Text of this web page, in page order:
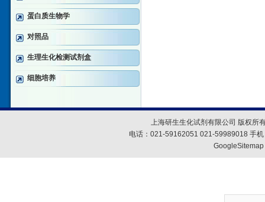
蛋白质生物学
对照品
生理生化检测试剂盒
细胞培养
上海研生生化试剂有限公司 版权所
电话：021-59162051 021-59989018 手
GoogleSitemap